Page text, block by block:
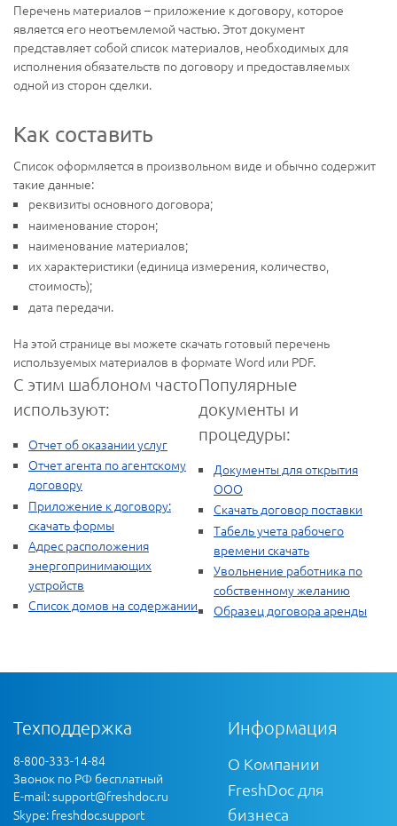
Перечень материалов – приложение к договору, которое
является его неотъемлемой частью. Этот документ
представляет собой список материалов, необходимых для
исполнения обязательств по договору и предоставляемых
одной из сторон сделки.
Как составить
Список оформляется в произвольном виде и обычно содержит
такие данные:
реквизиты основного договора;
наименование сторон;
наименование материалов;
их характеристики (единица измерения, количество,
стоимость);
дата передачи.
На этой странице вы можете скачать готовый перечень
используемых материалов в формате Word или PDF.
С этим шаблоном часто
используют:
Отчет об оказании услуг
Отчет агента по агентскому
договору
Приложение к договору:
скачать формы
Адрес расположения
энергопринимающих
устройств
Список домов на содержании
Популярные
документы и
процедуры:
Документы для открытия
ООО
Скачать договор поставки
Табель учета рабочего
времени скачать
Увольнение работника по
собственному желанию
Образец договора аренды
Техподдержка
8-800-333-14-84
Звонок по РФ бесплатный
E-mail:support@freshdoc.ru
Skype: freshdoc.support
Информация
О Компании
FreshDoc для
бизнеса